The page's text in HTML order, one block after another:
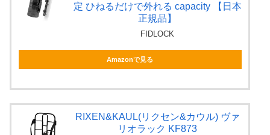
定 ひねるだけで外れる capacity 【日本
正規品】
FIDLOCK
Amazonで見る
RIXEN&KAUL(リクセン&カウル) ヴァ
リオラック KF873